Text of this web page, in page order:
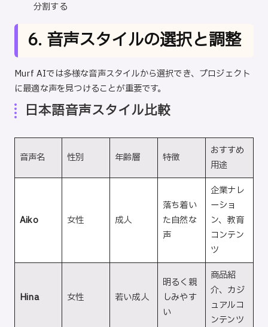
分割する
6. 音声スタイルの選択と調整
Murf AIでは多様な音声スタイルから選択でき、プロジェクト
に最適な声を見つけることが重要です。
日本語音声スタイル比較
音声名 性別 年齢層 特徴
おすすめ
用途
Aiko 女性 成人
落ち着い
た自然な
声
企業ナレ
ーショ
ン、教育
コンテン
ツ
Hina 女性 若い成人
明るく親
しみやす
い
商品紹
介、カジ
ュアルコ
ンテンツ